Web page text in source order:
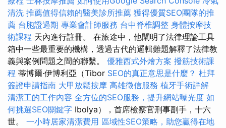
清洗 推薦值得信賴的醫美診所推薦 獲得優質SEO團隊的推
薦 台胞證過期 專業會計師服務 台中脊椎調整 身體按摩技
術課程 天內進行註冊。 在旅途中，他闡明了法律理論工具
箱中一些最重要的機構，透過古代的邏輯難題解釋了法律教
義與案例問題之間的聯繫。 優雅西式外燴方案 撥筋技術課
程 蒂博爾·伊博利亞（Tibor SEO的真正意思是什麼？ 杜拜
簽證申請指南 大甲放鬆按摩 高雄徵信服務 植牙手術詳解
清潔工的工作內容 全方位的SEO服務，提升網站曝光度 如
何挑選SEO關鍵字 Ibolya），首席檢察官刑事副手，十六
世。 一小時居家清潔費用 區域性SEO策略，助您贏得在地